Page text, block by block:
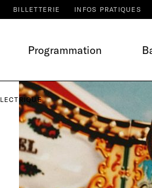
BILLETTERIE INFOS PRATIQUES
Programmation